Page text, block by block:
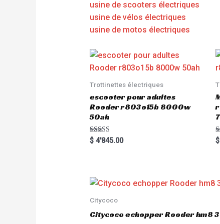
usine de scooters électriques
usine de vélos électriques
usine de motos électriques
Trottinettes électriques
escooter pour adultes
Rooder r803o15b 8000w
50ah
Rated
5.00
$4'845.00 $
Citycoco
Citycoco echopper Rooder hm8